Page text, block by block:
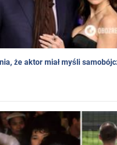
że aktor miał myśli